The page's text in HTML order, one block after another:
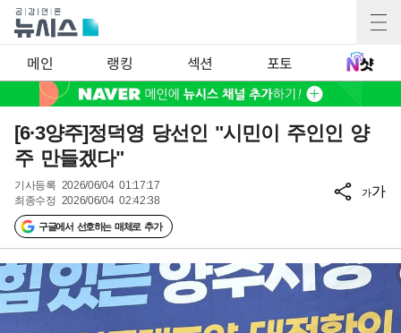
메인 랭킹 섹션 포토
[6·3양주]정덕영 당선인 "시민이 주인인 양
주 만들겠다"
기사등록 2026/06/04 01:17:17
최종수정 2026/06/04 02:42:38
구글에서 선호하는 매체로 추가
가가